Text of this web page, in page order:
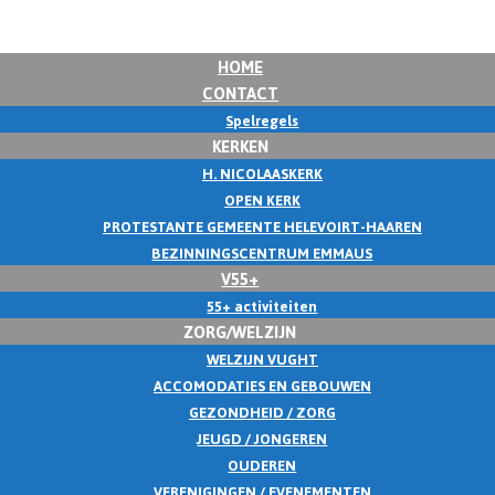
HOME
CONTACT
Spelregels
KERKEN
H. NICOLAASKERK
OPEN KERK
PROTESTANTE GEMEENTE HELEVOIRT-HAAREN
BEZINNINGSCENTRUM EMMAUS
V55+
55+ activiteiten
ZORG/WELZIJN
WELZIJN VUGHT
ACCOMODATIES EN GEBOUWEN
GEZONDHEID / ZORG
JEUGD / JONGEREN
OUDEREN